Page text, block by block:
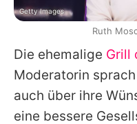
Die ehemalige Grill
Moderatorin
auch über ihre
eine bessere
Getty Images
Ruth